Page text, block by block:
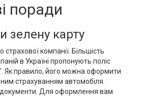
поради
зелену карту
страхової компанії. Більшість
в Україні пропонують поліс
Як правило, його можна оформити
страхуванням автомобіля.
документи. Для оформлення вам